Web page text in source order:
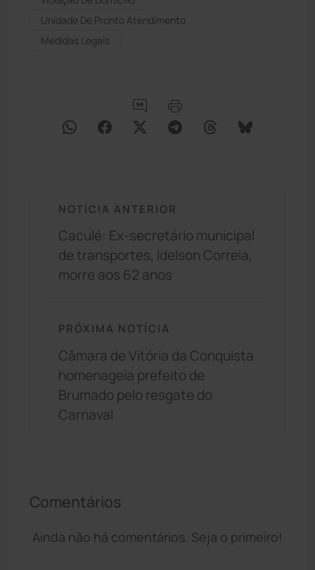
Unidade De Pronto Atendimento
Medidas Legais
NOTÍCIA ANTERIOR
Caculé: Ex-secretário municipal
de transportes, Idelson Correia,
morre aos 62 anos
PRÓXIMA NOTÍCIA
Câmara de Vitória da Conquista
homenageia prefeito de
Brumado pelo resgate do
Carnaval
Comentários
Ainda não há comentários. Seja o primeiro!